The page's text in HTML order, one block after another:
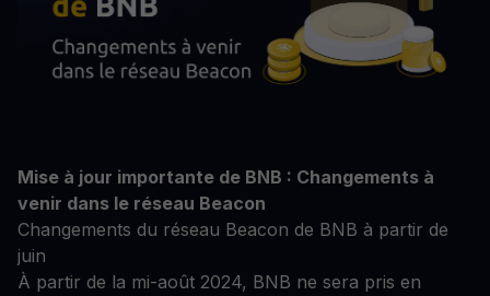
Mise à jour importante de BNB : Changements à
venir dans le réseau Beacon
Changements du réseau Beacon de BNB à partir de
juin
À partir de la mi-août 2024, BNB ne sera pris en